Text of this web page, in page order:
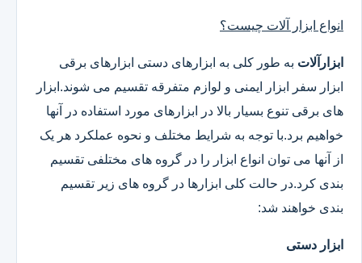
انواع ابزار آلات چیست؟
ابزارآلات به طور کلی به ابزارهای دستی ابزارهای برقی
ابزار سفر ابزار ایمنی و لوازم متفرقه تقسیم می شوند.ابزار
های برقی تنوع بسیار بالا در ابزارهای مورد استفاده در آنها
خواهیم برد.با توجه به شرایط مختلف و نحوه عملکرد هر یک
از آنها می توان انواع ابزار را در گروه های مختلفی تقسیم
بندی کرد.در حالت کلی ابزارها در گروه های زیر تقسیم
بندی خواهند شد:
ابزار دستی